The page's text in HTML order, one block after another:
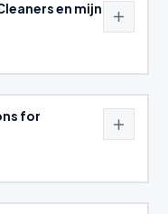
en mijn
for